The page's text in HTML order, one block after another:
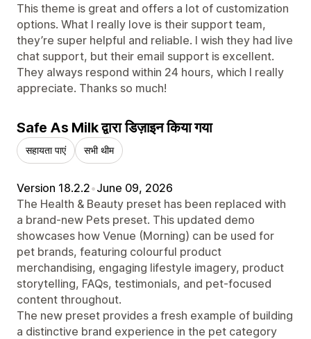
This theme is great and offers a lot of customization
options. What I really love is their support team,
they’re super helpful and reliable. I wish they had live
chat support, but their email support is excellent.
They always respond within 24 hours, which I really
appreciate. Thanks so much!
Safe As Milk द्वारा डिज़ाइन किया गया
सहायता पाएं सभी थीम
Version 18.2.2•June 09, 2026
The Health & Beauty preset has been replaced with
a brand-new Pets preset. This updated demo
showcases how Venue (Morning) can be used for
pet brands, featuring colourful product
merchandising, engaging lifestyle imagery, product
storytelling, FAQs, testimonials, and pet-focused
content throughout.
The new preset provides a fresh example of building
a distinctive brand experience in the pet category